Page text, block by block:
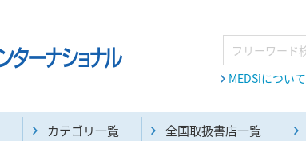
MEDSiについて
カテゴリ一覧 全国取扱書店一覧